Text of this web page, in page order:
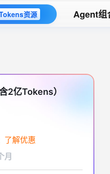
资源 Agent组
2亿Tokens）
了解优惠
月